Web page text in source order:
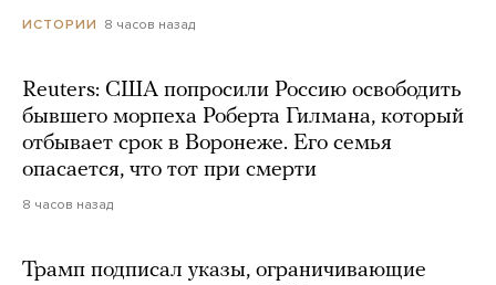
ИСТОРИИ 8 часов назад
Reuters: США попросили Россию освободить
бывшего морпеха Роберта Гилмана, который
отбывает срок в Воронеже. Его семья
опасается, что тот при смерти
8 часов назад
Трамп подписал указы, ограничивающие